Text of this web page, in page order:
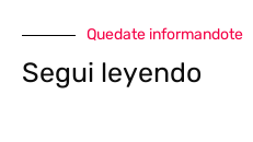
Quedate informandote
Segui leyendo